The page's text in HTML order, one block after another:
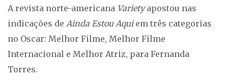
A revista norte-americana Varietyapostou nas
indicações de Ainda Estou Aquiem três categorias
no Oscar: Melhor Filme, Melhor Filme
Internacional e Melhor Atriz, para Fernanda
Torres.